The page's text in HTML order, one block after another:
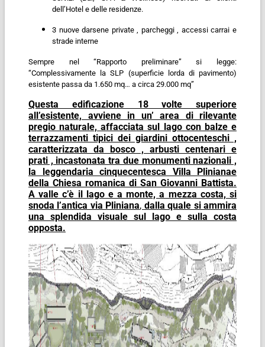
dell’Hotel e delle residenze.
3 nuove darsene private , parcheggi , accessi carrai e
strade interne
Sempre nel “Rapporto preliminare” si legge:
“Complessivamente la SLP (superficie lorda di pavimento)
esistente passa da 1.650 mq… a circa 29.000 mq”
Questa edificazione 18 volte superiore
all’esistente, avviene in un’ area di rilevante
pregio naturale, affacciata sul lago con balze e
terrazzamenti tipici dei giardini ottocenteschi ,
caratterizzata da bosco , arbusti centenari e
prati , incastonata tra due monumenti nazionali ,
la leggendaria cinquecentesca Villa Plinianae
della Chiesa romanica di San Giovanni Battista.
A valle c’è il lago e a monte, a mezza costa, si
snoda l’antica via Pliniana, dalla quale si ammira
una splendida visuale sul lago e sulla costa
opposta.